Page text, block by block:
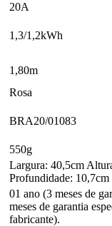
20A
1,3/1,2kWh
1,80m
Rosa
BRA20/01083
550g
Largura: 40,5cm
Profundidade: 10,7cm
01 ano (3 meses de
meses de garantia
fabricante).